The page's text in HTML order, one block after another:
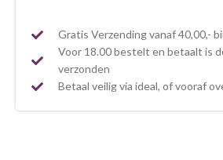
Gratis Verzending vanaf 40,00,-
Voor 18.00 bestelt en betaalt is
verzonden
Betaal veilig via ideal, of vooraf